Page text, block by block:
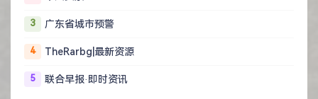
3 广东省城市预警
4 TheRarbg|最新资源
5 联合早报·即时资讯